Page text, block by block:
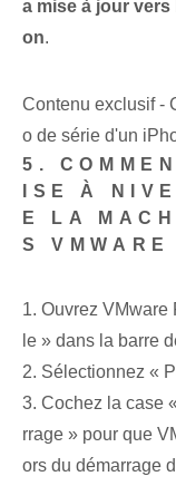
a mise à jour
on.
Contenu exclusif -
o de série d'un
5.
ISE À
E LA
S
1. Ouvrez VMware
le » dans la barre
2. Sélectionnez «
3. Cochez la case
rrage » pour que
ors du démarrage